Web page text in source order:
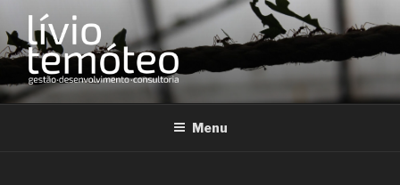
para
o
conteúdo
LÍVIO TEMÓTEO
Desenvolvimento Organizacional
Menu